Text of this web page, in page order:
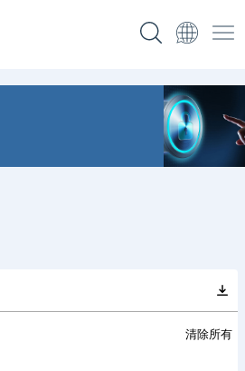
清除所有